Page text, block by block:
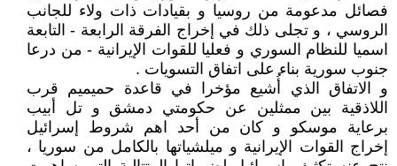
فصائل مدعومة من روسيا و بقيادات ذات ولاء للجانب
الروسي ، و تجلى ذلك في إخراج الفرقة الرابعة - التابعة
اسميا للنظام السوري و فعليا للقوات الإيرانية - من درعا
جنوب سورية بناء على اتفاق التسويات .
و الاتفاق الذي أُشيع مؤخرا في قاعدة حميميم قرب
اللاذقية بين ممثلين عن حكومتي دمشق و تل أبيب
برعاية موسكو و كان من أحد اهم شروط إسرائيل
إخراج القوات الإيرانية و ميلشياتها بالكامل من سوريا ،